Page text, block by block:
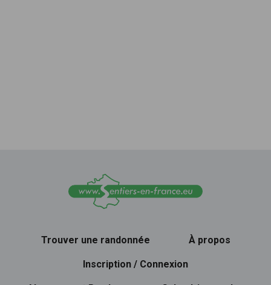
Trouver une randonnée À propos
Inscription / Connexion